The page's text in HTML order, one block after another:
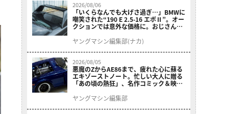
2026/08/06
「いくらなんでも大げさ過ぎ…」BMWに
嘲笑された“190 E 2.5-16 エボⅡ”。オー
クションでは意外な価格に。おじさん達
ヤングマシン編集部(ナカ)
2026/08/05
悪魔のZからAE86まで、疲れた心に蘇る
エキゾーストノート。忙しい大人に贈る
「あの頃の熱狂」、名作コミック＆映画
結！
ヤングマシン編集部